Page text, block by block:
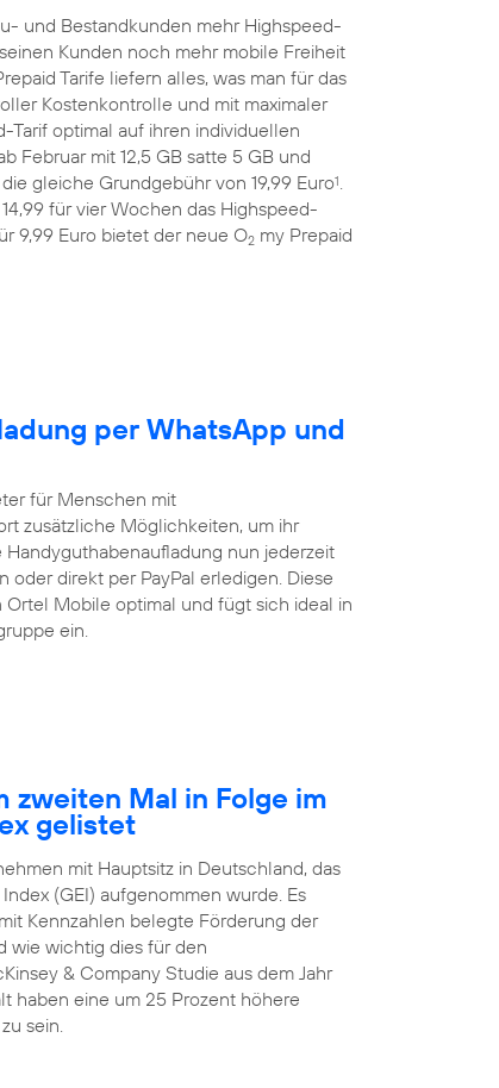
und Bestandkunden mehr Highspeed-
seinen Kunden noch mehr mobile Freiheit
Tarife liefern alles, was man für das
Kostenkontrolle und mit maximaler
Tarif optimal auf ihren individuellen
Februar mit 12,5 GB satte 5 GB und
gleiche Grundgebühr von 19,99 Euro1.
für vier Wochen das Highspeed-
9,99 Euro bietet der neue O2 my Prepaid
per WhatsApp und
für Menschen mit
zusätzliche Möglichkeiten, um ihr
nun jederzeit
direkt per PayPal erledigen. Diese
Mobile optimal und fügt sich ideal in
ein.
zweiten Mal in Folge im
gelistet
mit Hauptsitz in Deutschland, das
(GEI) aufgenommen wurde. Es
Kennzahlen belegte Förderung der
wie wichtig dies für den
& Company Studie aus dem Jahr
haben eine um 25 Prozent höhere
sein.